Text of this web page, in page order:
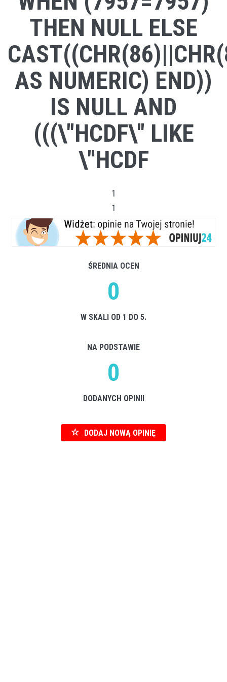
THEN NULL ELSE
AS NUMERIC) END))
IS NULL AND
(((\"HCDF\" LIKE
\"HCDF
1
1
ŚREDNIA OCEN
0
W SKALI OD 1 DO 5.
NA PODSTAWIE
0
DODANYCH OPINII
DODAJ NOWĄ OPINIĘ